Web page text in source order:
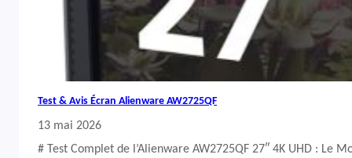
Test & Avis Écran Alienware AW2725QF
13 mai 2026
# Test Complet de l’Alienware AW2725QF 27″ 4K UHD : Le